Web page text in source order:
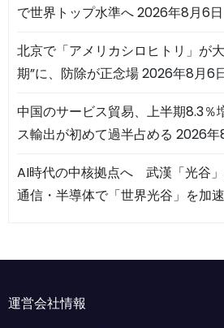
で世界トップ水準へ2026年8月6日
北京で「アメリカシロヒトリ」が
期”に、防除が正念場2026年8月6
中国のサービス貿易、上半期8.3
ス輸出が初めて過半占める 2026年
AI時代の中核拠点へ 武漢「光谷
通信・半導体で「世界光谷」を加速
運営会社情報